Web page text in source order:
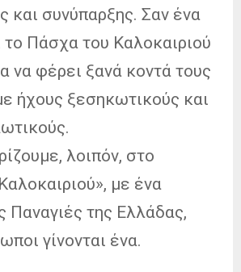
και συνύπαρξης. Σαν ένα
Πάσχα του Καλοκαιριού
να φέρει ξανά κοντά τους
ήχους ξεσηκωτικούς και
λοιπόν, στο
με ένα
Παναγιές της Ελλάδας,
γίνονται ένα.